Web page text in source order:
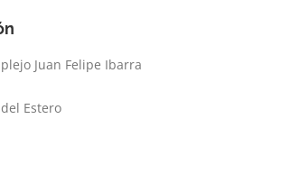
Juan Felipe Ibarra
Estero